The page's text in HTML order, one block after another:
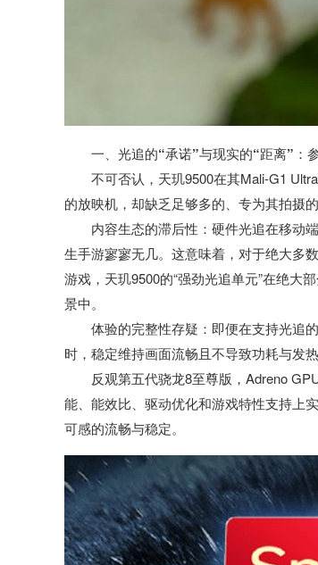
一、光追的“承诺”与现实的“距离”：
不可否认，天玑9500在其Mali-G1
的放映机，却缺乏足够多的、专为其拍摄的
内容生态的滞后性： 硬件光追在移动
生手游寥寥无几。这意味着，对于绝大多
游戏，天玑9500的“强劲光追单元”在绝大
景中。
体验的完整性存疑： 即便在支持光追
时，稳定维持画面流畅且不导致功耗与发
反观第五代骁龙8至尊版，Adreno
能、能效比、驱动优化和游戏特性支持上
可感的流畅与稳定。